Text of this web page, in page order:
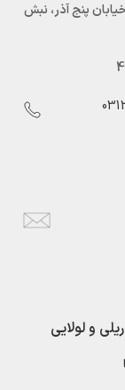
پنج آذر، نبش
و لولایی